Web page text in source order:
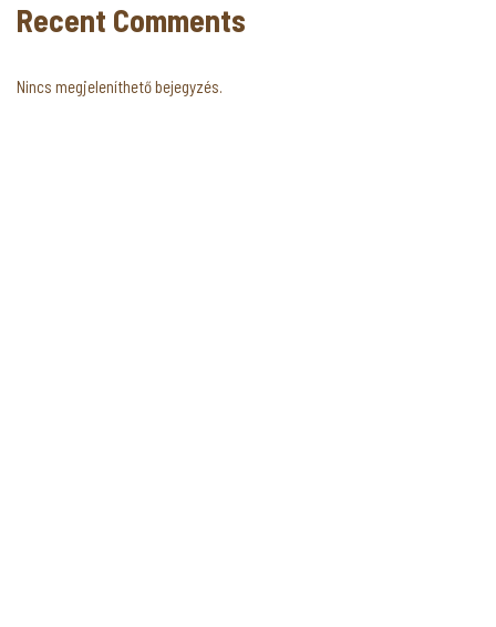
Recent Comments
Nincs megjeleníthető bejegyzés.